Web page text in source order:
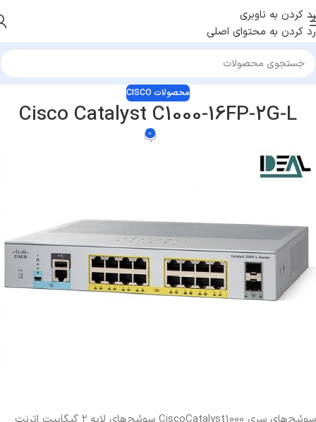
رد کردن به ناوبری
رد کردن به محتوای اصلی
محصولات CISCO
Cisco Catalyst C1000-16FP-2G-L
0